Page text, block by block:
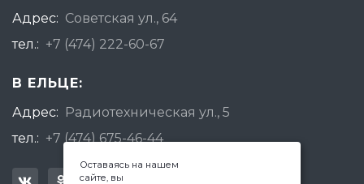
Адрес: Советская ул., 64
тел.: +7 (474) 222-60-67
В ЕЛЬЦЕ:
Адрес: Радиотехническая ул., 5
тел.: +7 (474) 675-46-44
Оставаясь на нашем
сайте, вы